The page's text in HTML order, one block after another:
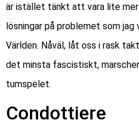
är istället tänkt att vara lite
lösningar på problemet som
Världen. Nåväl, låt oss i rask
det minsta fascistiskt,
tumspelet.
Condottiere